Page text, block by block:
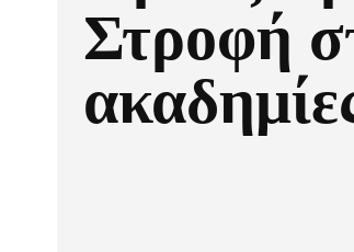
Στροφή